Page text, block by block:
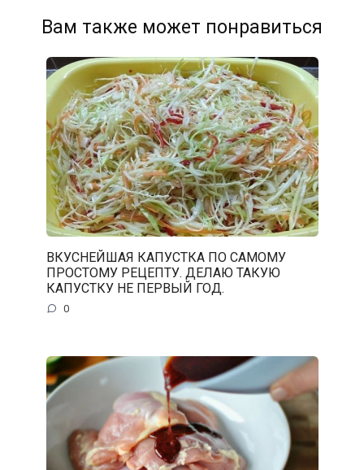
Вам также может понравиться
ВКУСНЕЙШАЯ КАПУСТКА ПО САМОМУ
ПРОСТОМУ РЕЦЕПТУ. ДЕЛАЮ ТАКУЮ
КАПУСТКУ НЕ ПЕРВЫЙ ГОД.
0